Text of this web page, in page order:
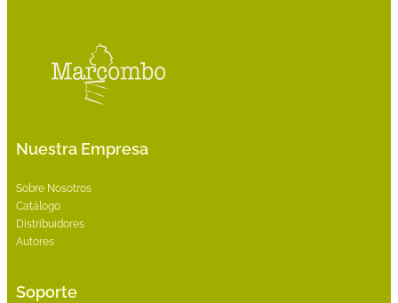
Nuestra Empresa
Sobre Nosotros
Catálogo
Distribuidores
Autores
Soporte